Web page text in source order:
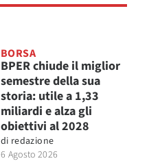
BORSA
BPER chiude il miglior
semestre della sua
storia: utile a 1,33
miliardi e alza gli
obiettivi al 2028
di redazione
6 Agosto 2026